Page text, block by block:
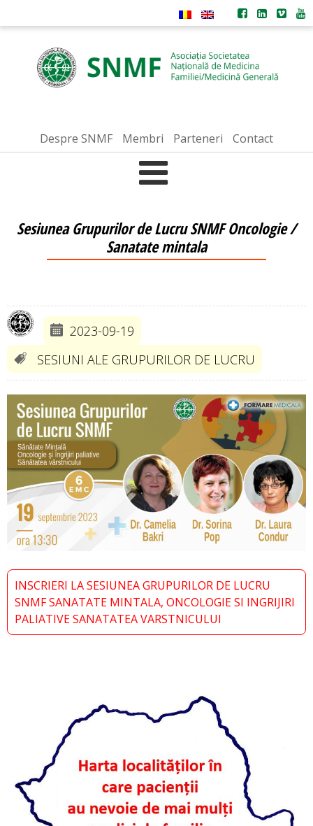
Despre SNMF Membri Parteneri Contact
Sesiunea Grupurilor de Lucru SNMF Oncologie /
Sanatate mintala
2023-09-19
SESIUNI ALE GRUPURILOR DE LUCRU
INSCRIERI LA SESIUNEA GRUPURILOR DE LUCRU
SNMF SANATATE MINTALA, ONCOLOGIE SI INGRIJIRI
PALIATIVE SANATATEA VARSTNICULUI